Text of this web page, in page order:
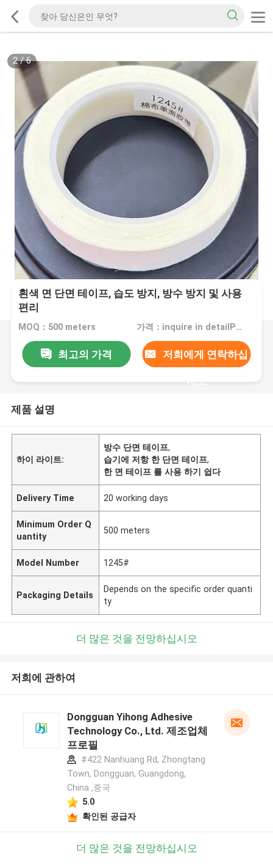
2/6
흰색 면 단면 테이프, 습도 방지, 방수 방지 및 사용
편리
MOQ：500 meters 가격：inquire in detailPlease contact us for quotation
최고의 가격 저희에게 연락하십
시오
제품 설명
하이 라이트:
방수 단면 테이프,
습기에 저항 한 단면 테이프,
한 면 테이프 를 사용 하기 쉽다
Delivery Time 20 working days
Minimum Order Q
uantity
500 meters
Model Number 1245#
Packaging Details
Depends on the specific order quanti
ty
더 많은 것을 전망하십시오
저희에 관하여
Dongguan Yihong Adhesive
Technology Co., Ltd. 제조업체
프로필
#422 Nanhuang Rd, Zhongtang
Town, Dongguan, Guangdong,
China ,중국
5.0
확인된 공급자
더 많은 것을 전망하십시오